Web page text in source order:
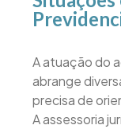
A atuação do
abrange
precisa de
A assessoria